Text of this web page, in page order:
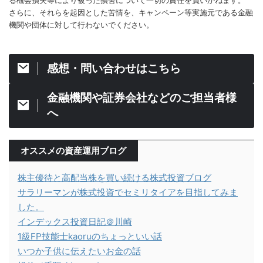
さらに、それらを起因とした苦情を、キャンペーン等実施元である金融
機関や団体に対して行わないでください。
感想・問い合わせはこちら
金融機関や証券会社などのご担当者様
へ
オススメの資産運用ブログ
株主優待と高配当株を買い続ける株式投資ブログ
サラリーマンが株式投資でセミリタイアを目指してみま
した。
インデックス投資日記＠川崎
1級FP技能士kaoruのちょっといい話
いつか子供に伝えたいお金の話